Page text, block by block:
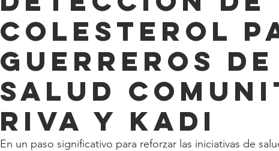
colesterol
guerreros
salud
RIVA y KADI
En un paso significativo para reforzar las iniciativas de